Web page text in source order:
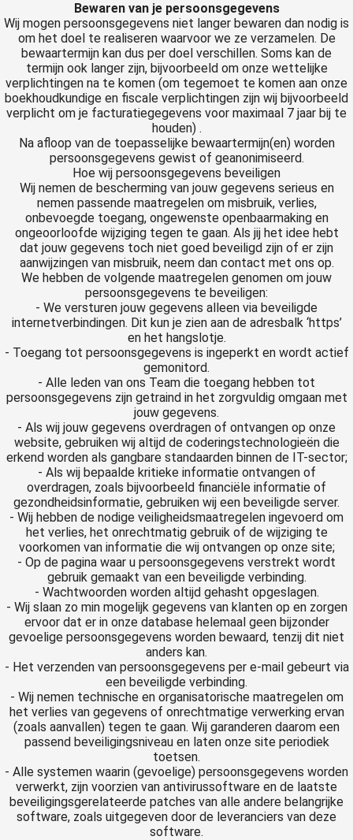
Bewaren van je persoonsgegevens
Wij mogen persoonsgegevens niet langer bewaren dan nodig is
om het doel te realiseren waarvoor we ze verzamelen. De
bewaartermijn kan dus per doel verschillen. Soms kan de
termijn ook langer zijn, bijvoorbeeld om onze wettelijke
verplichtingen na te komen (om tegemoet te komen aan onze
boekhoudkundige en fiscale verplichtingen zijn wij bijvoorbeeld
verplicht om je facturatiegegevens voor maximaal 7 jaar bij te
houden) .
Na afloop van de toepasselijke bewaartermijn(en) worden
persoonsgegevens gewist of geanonimiseerd.
Hoe wij persoonsgegevens beveiligen
Wij nemen de bescherming van jouw gegevens serieus en
nemen passende maatregelen om misbruik, verlies,
onbevoegde toegang, ongewenste openbaarmaking en
ongeoorloofde wijziging tegen te gaan. Als jij het idee hebt
dat jouw gegevens toch niet goed beveiligd zijn of er zijn
aanwijzingen van misbruik, neem dan contact met ons op.
We hebben de volgende maatregelen genomen om jouw
persoonsgegevens te beveiligen:
- We versturen jouw gegevens alleen via beveiligde
internetverbindingen. Dit kun je zien aan de adresbalk ‘https’
en het hangslotje.
- Toegang tot persoonsgegevens is ingeperkt en wordt actief
gemonitord.
- Alle leden van ons Team die toegang hebben tot
persoonsgegevens zijn getraind in het zorgvuldig omgaan met
jouw gegevens.
- Als wij jouw gegevens overdragen of ontvangen op onze
website, gebruiken wij altijd de coderingstechnologieën die
erkend worden als gangbare standaarden binnen de IT-sector;
- Als wij bepaalde kritieke informatie ontvangen of
overdragen, zoals bijvoorbeeld financiële informatie of
gezondheidsinformatie, gebruiken wij een beveiligde server.
- Wij hebben de nodige veiligheidsmaatregelen ingevoerd om
het verlies, het onrechtmatig gebruik of de wijziging te
voorkomen van informatie die wij ontvangen op onze site;
- Op de pagina waar u persoonsgegevens verstrekt wordt
gebruik gemaakt van een beveiligde verbinding.
- Wachtwoorden worden altijd gehasht opgeslagen.
- Wij slaan zo min mogelijk gegevens van klanten op en zorgen
ervoor dat er in onze database helemaal geen bijzonder
gevoelige persoonsgegevens worden bewaard, tenzij dit niet
anders kan.
- Het verzenden van persoonsgegevens per e-mail gebeurt via
een beveiligde verbinding.
- Wij nemen technische en organisatorische maatregelen om
het verlies van gegevens of onrechtmatige verwerking ervan
(zoals aanvallen) tegen te gaan. Wij garanderen daarom een
passend beveiligingsniveau en laten onze site periodiek
toetsen.
- Alle systemen waarin (gevoelige) persoonsgegevens worden
verwerkt, zijn voorzien van antivirussoftware en de laatste
beveiligingsgerelateerde patches van alle andere belangrijke
software, zoals uitgegeven door de leveranciers van deze
software.